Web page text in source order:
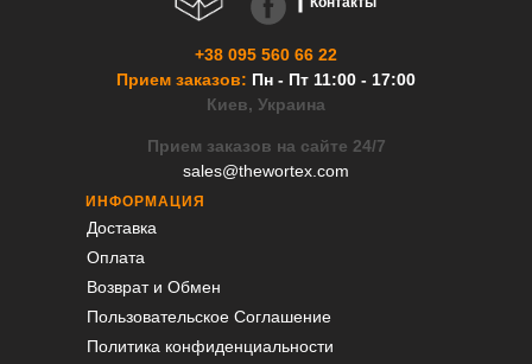
ИНФОРМАЦИЯ
Доставка
Оплата
Возврат и Обмен
Пользовательское Соглашение
Политика конфиденциальности
+38 095 560 66 22
Прием заказов: Пн - Пт 11:00 - 17:00
Киев, Украина
Прием заказов на сайте 24/7
sales@thewortex.com